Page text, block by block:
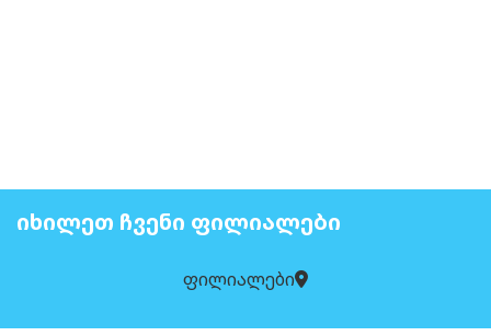
ᲘᲮᲘᲚᲔᲗ ᲩᲕᲔᲜᲘ ᲤᲘᲚᲘᲐᲚᲔᲑᲘ
ფილიალები